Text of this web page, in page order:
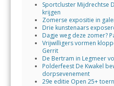
Sportcluster Mijdrechtse
krijgen
Zomerse expositie in
Drie kunstenaars
Dagje weg deze zomer?
Vrijwilligers vormen
Gerrit
De Bertram in Legmeer
Polderfeest De Kwakel
dorpsevenement
29e editie Open 25+